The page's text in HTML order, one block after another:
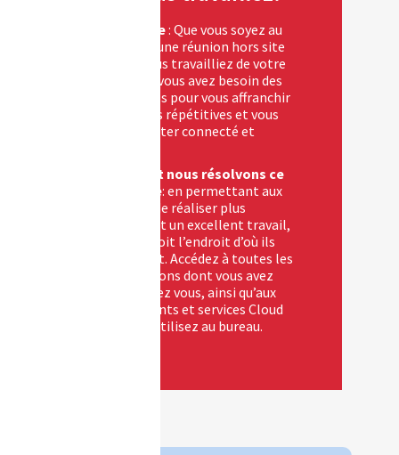
Challenge: Que vous soyez au
bureau, à une réunion hors site
ou que vous travailliez de votre
domicile, vous avez besoin des
bons outils pour vous affranchir
des tâches répétitives et vous
aider à rester connecté et
Comment nous résolvons ce
problème: en permettant aux
individus de réaliser plus
facilement un excellent travail,
quel que soit l’endroit d’où ils
travaillent. Accédez à toutes les
informations dont vous avez
besoin chez vous, ainsi qu’aux
équipements et services Cloud
que vous utilisez au bureau.